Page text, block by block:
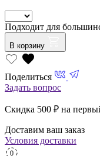
Подходит для
В корзину
Поделиться
Задать вопрос
Скидка 500 ₽ на
Доставим ваш заказ
Условия доставки